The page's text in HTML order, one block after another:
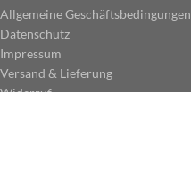
Allgemeine Geschäftsbedingungen
Datenschutz
Impressum
Versand & Lieferung
Widerruf